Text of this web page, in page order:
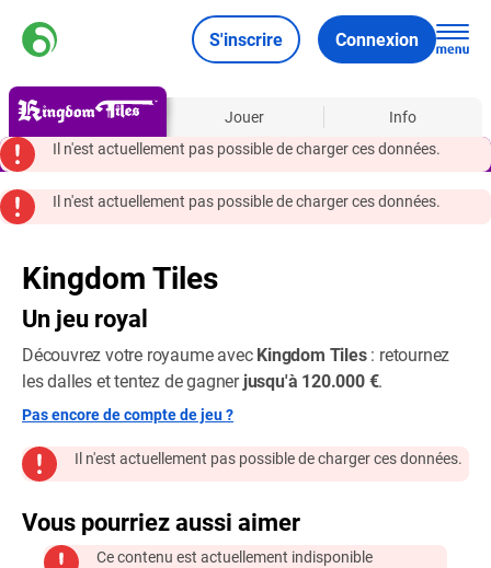
S'inscrire Connexion
À propos Jouer
Info
Il n'est actuellement pas possible de charger ces données.
Il n'est actuellement pas possible de charger ces données.
Kingdom Tiles
Un jeu royal
Découvrez votre royaume avecKingdom Tiles: retournez
les dalles et tentez de gagnerjusqu'à 120.000 €.
Pas encore de compte de jeu ?
Il n'est actuellement pas possible de charger ces données.
Vous pourriez aussi aimer
Ce contenu est actuellement indisponible